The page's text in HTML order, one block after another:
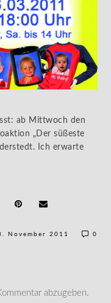
ab Mittwoch den
„Der süßeste
Ich erwarte
November 2011 0
abzugeben.